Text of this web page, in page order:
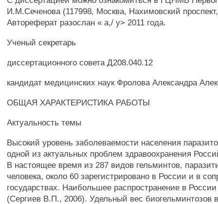
И.М.Сеченова (117998, Москва, Нахимовский
Автореферат разослан « а,/ у> 2011 года.
Ученый секретарь
диссертационного совета Д208.040.12
кандидат медицинских наук Фролова Александра
ОБЩАЯ ХАРАКТЕРИСТИКА РАБОТЫ
Актуальность темы
Высокий уровень заболеваемости населения
одной из актуальных проблем здравоохранения
В настоящее время из 287 видов гельминтов,
человека, около 60 зарегистрировано в России и в
государствах. Наибольшее распространение в
(Сергиев В.П., 2006). Удельный вес биогельминтозов